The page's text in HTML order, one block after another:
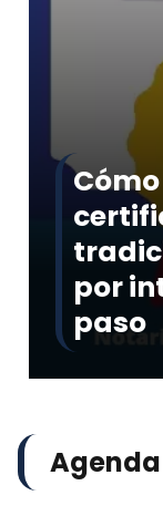
por
paso